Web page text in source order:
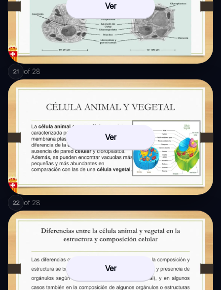
Ver
21 of 28
Ver
22 of 28
Ver